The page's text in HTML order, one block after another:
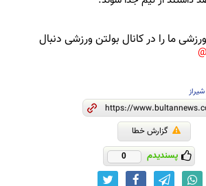
ما را در کانال بولتن ورزشی دنبال
شیراز
گزارش خطا
پسندیدم 0